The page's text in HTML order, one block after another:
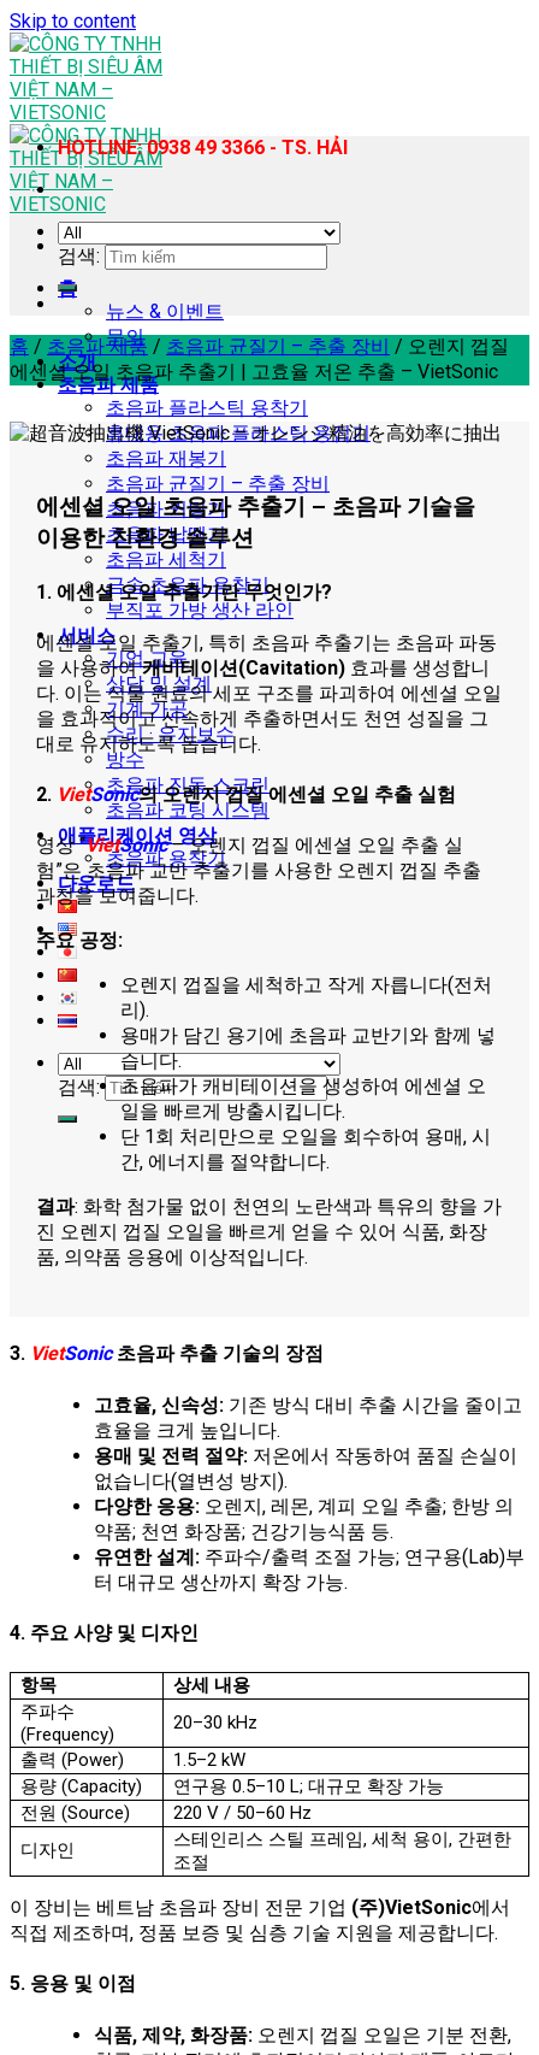
Skip to content
홈
뉴스 & 이벤트
문의
소개
초음파 제품
초음파 플라스틱 용착기
휴대용 초음파 플라스틱 용접기
초음파 재봉기
초음파 균질기 – 추출 장비
초음파 커팅기
초음파 납땜기
초음파 세척기
금속 초음파 용착기
부직포 가방 생산 라인
서비스
기업 교육
상담 및 설계
기계 가공
수리 · 유지보수
방수
초음파 진동 스크린
초음파 코팅 시스템
애플리케이션 영상
초음파 용착기
다운로드
검색:
HOTLINE: 0938 49 3366 - TS. HẢI
검색:
홈 / 초음파 제품 / 초음파 균질기 – 추출 장비 / 오렌지 껍질
에센셜 오일 초음파 추출기 | 고효율 저온 추출 – VietSonic
에센셜 오일 초음파 추출기 – 초음파 기술을
이용한 친환경 솔루션
1. 에센셜 오일 추출기란 무엇인가?
에센셜 오일 추출기, 특히 초음파 추출기는 초음파 파동
을 사용하여캐비테이션(Cavitation)효과를 생성합니
다. 이는 식물 원료의 세포 구조를 파괴하여 에센셜 오일
을 효과적이고 신속하게 추출하면서도 천연 성질을 그
대로 유지하도록 돕습니다.
2. VietSonic의 오렌지 껍질 에센셜 오일 추출 실험
영상 “VietSonic– 오렌지 껍질 에센셜 오일 추출 실
험”은 초음파 교반 추출기를 사용한 오렌지 껍질 추출
과정을 보여줍니다.
주요 공정:
오렌지 껍질을 세척하고 작게 자릅니다(전처
리).
용매가 담긴 용기에 초음파 교반기와 함께 넣
습니다.
초음파가 캐비테이션을 생성하여 에센셜 오
일을 빠르게 방출시킵니다.
단 1회 처리만으로 오일을 회수하여 용매, 시
간, 에너지를 절약합니다.
결과: 화학 첨가물 없이 천연의 노란색과 특유의 향을 가
진 오렌지 껍질 오일을 빠르게 얻을 수 있어 식품, 화장
품, 의약품 응용에 이상적입니다.
3. VietSonic초음파 추출 기술의 장점
고효율, 신속성: 기존 방식 대비 추출 시간을 줄이고
효율을 크게 높입니다.
용매 및 전력 절약: 저온에서 작동하여 품질 손실이
없습니다(열변성 방지).
다양한 응용: 오렌지, 레몬, 계피 오일 추출; 한방 의
약품; 천연 화장품; 건강기능식품 등.
유연한 설계: 주파수/출력 조절 가능; 연구용(Lab)부
터 대규모 생산까지 확장 가능.
4. 주요 사양 및 디자인
항목
상세 내용
주파수
(Frequency)
20–30 kHz
출력 (Power)
1.5–2 kW
용량 (Capacity)
연구용 0.5–10 L; 대규모 확장 가능
전원 (Source)
220 V / 50–60 Hz
디자인
스테인리스 스틸 프레임, 세척 용이, 간편한
조절
이 장비는 베트남 초음파 장비 전문 기업 (주)VietSonic에서
직접 제조하며, 정품 보증 및 심층 기술 지원을 제공합니다.
5. 응용 및 이점
식품, 제약, 화장품: 오렌지 껍질 오일은 기분 전환,